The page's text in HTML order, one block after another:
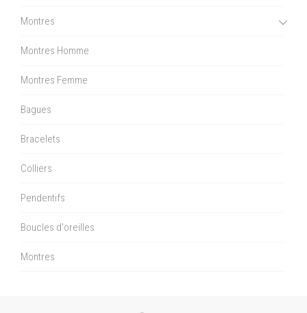
Montres
Montres Homme
Montres Femme
Bagues
Bracelets
Colliers
Pendentifs
Boucles d'oreilles
Montres